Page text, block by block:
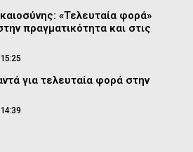
«Τελευταία φορά»
πραγματικότητα και στις
για τελευταία φορά στην